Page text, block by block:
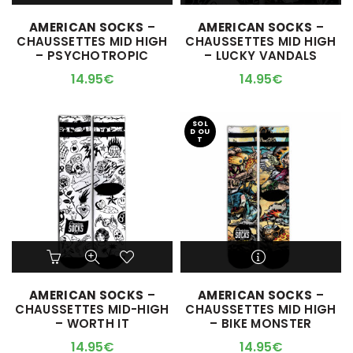
plusieurs
variations.
Les
options
choisies
sur
la
page
du
produit
AMERICAN SOCKS –
CHAUSSETTES MID HIGH
– PSYCHOTROPIC
14.95€
plusieurs
variations.
Les
options
choisies
sur
la
page
du
produit
AMERICAN SOCKS –
CHAUSSETTES MID HIGH
– LUCKY VANDALS
14.95€
Ce
produit
plusieurs
variations.
Les
options
AMERICAN SOCKS –
CHAUSSETTES MID-HIGH
– WORTH IT
14.95€
SOL
D OU
T
produit
plusieurs
variations.
Les
options
M'ALERTER QUAND
L'ARTICLE SERA DISPO !
AMERICAN SOCKS –
CHAUSSETTES MID HIGH
– BIKE MONSTER
14.95€